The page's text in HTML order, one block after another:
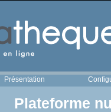
Présentation
Plateforme